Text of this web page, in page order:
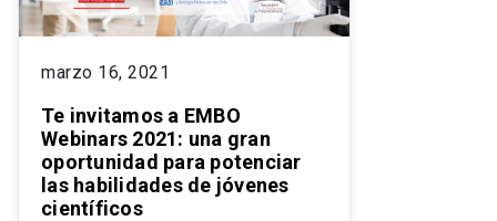
marzo 16, 2021
Te invitamos a EMBO
Webinars 2021: una gran
oportunidad para potenciar
las habilidades de jóvenes
científicos